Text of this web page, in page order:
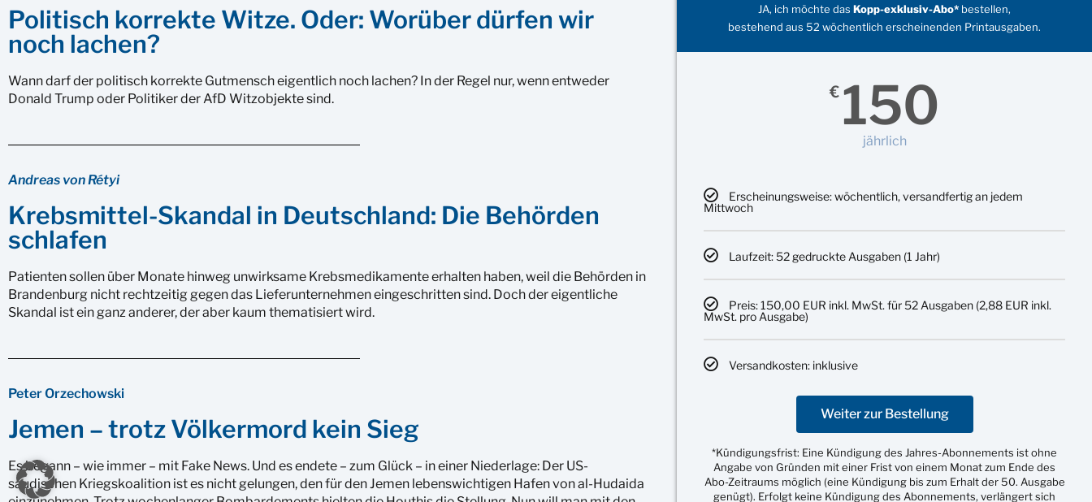
Politisch korrekte Witze. Oder: Worüber dürfen wir
noch lachen?
Wann darf der politisch korrekte Gutmensch eigentlich noch lachen? In der Regel nur, wenn entweder
Donald Trump oder Politiker der AfD Witzobjekte sind.
Andreas von Rétyi
Krebsmittel-Skandal in Deutschland: Die Behörden
schlafen
Patienten sollen über Monate hinweg unwirksame Krebsmedikamente erhalten haben, weil die Behörden in
Brandenburg nicht rechtzeitig gegen das Lieferunternehmen eingeschritten sind. Doch der eigentliche
Skandal ist ein ganz anderer, der aber kaum thematisiert wird.
Peter Orzechowski
Jemen – trotz Völkermord kein Sieg
Es begann – wie immer – mit Fake News. Und es endete – zum Glück – in einer Niederlage: Der US-
saudischen Kriegskoalition ist es nicht gelungen, den für den Jemen lebenswichtigen Hafen von al-Hudaida
JA, ich möchte dasKopp-exklusiv-Abo* bestellen,
bestehend aus 52 wöchentlich erscheinenden Printausgaben.
€ 150
jährlich
Erscheinungsweise: wöchentlich, versandfertig an jedem
Mittwoch
Laufzeit: 52 gedruckte Ausgaben (1 Jahr)
Preis: 150,00 EUR inkl. MwSt. für 52 Ausgaben (2,88 EUR inkl.
MwSt. pro Ausgabe)
Versandkosten: inklusive
Weiter zur Bestellung
*Kündigungsfrist: Eine Kündigung des Jahres-Abonnements ist ohne
Angabe von Gründen mit einer Frist von einem Monat zum Ende des
Abo-Zeitraums möglich (eine Kündigung bis zum Erhalt der 50. Ausgabe
genügt). Erfolgt keine Kündigung des Abonnements, verlängert sich